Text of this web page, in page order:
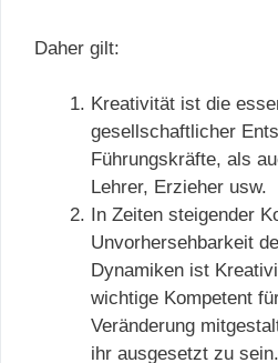
Daher gilt:
Kreativität ist die
gesellschaftlicher
Führungskräfte, als
Lehrer, Erzieher usw.
In Zeiten steigender
Unvorhersehbarkeit
Dynamiken ist
wichtige Kompetent
Veränderung
ihr ausgesetzt zu sein.